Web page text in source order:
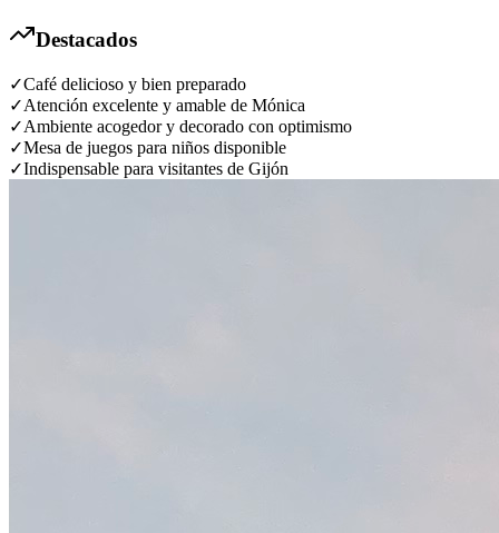
Destacados
✓Café delicioso y bien preparado
✓Atención excelente y amable de Mónica
✓Ambiente acogedor y decorado con optimismo
✓Mesa de juegos para niños disponible
✓Indispensable para visitantes de Gijón